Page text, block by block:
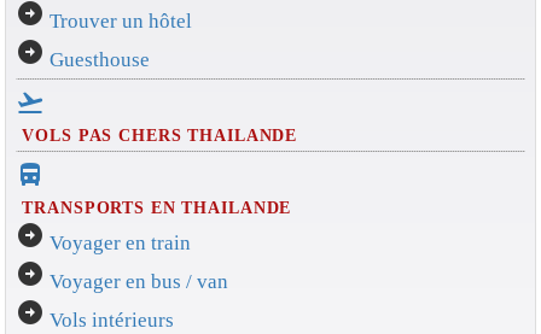
arrow_circle_right Trouver un hôtel
arrow_circle_right Guesthouse
flight_takeoff
VOLS PAS CHERS THAILANDE
directions_bus_filled
TRANSPORTS EN THAILANDE
arrow_circle_right Voyager en train
arrow_circle_right Voyager en bus / van
arrow_circle_right Vols intérieurs